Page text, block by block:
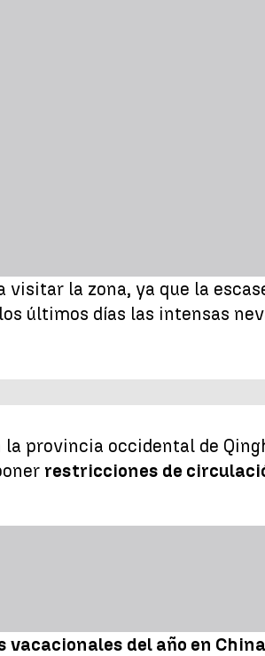
visitar la zona, ya que la
últimos días las intensas
la provincia occidental de
restricciones de
vacacionales del año en China